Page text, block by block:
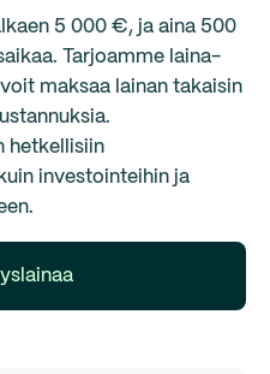
5 000 €, ja aina 500
Tarjoamme laina-
maksaa lainan takaisin
hetkellisiin
investointeihin ja